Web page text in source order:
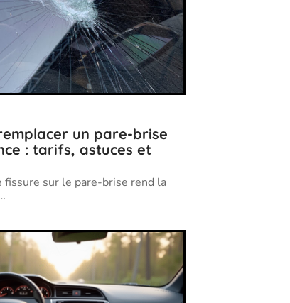
un pare-brise
: tarifs, astuces et
fissure sur le pare-brise rend la